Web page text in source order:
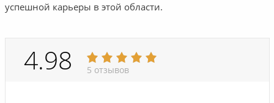
успешной карьеры в этой области.
4.98 5 отзывов